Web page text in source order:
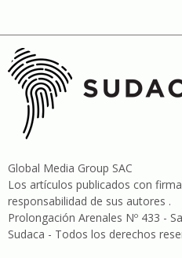
Global Media Group SAC
Los artículos publicados con
responsabilidad de sus autores .
Prolongación Arenales Nº 433 -
Sudaca - Todos los derechos